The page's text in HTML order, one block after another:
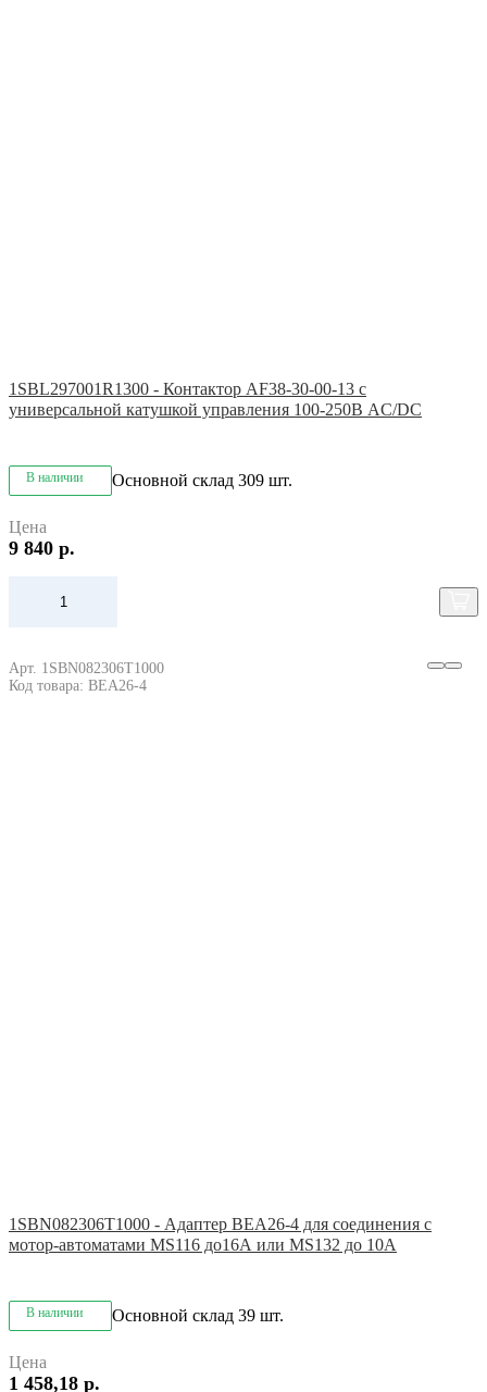
1SBL297001R1300 - Контактор AF38-30-00-13 с
универсальной катушкой управления 100-250В AC/DC
В наличии Основной склад 309 шт.
Цена
9 840 р.
Арт. 1SBN082306T1000
Код товара: BEA26-4
1SBN082306T1000 - Адаптер BEA26-4 для соединения с
мотор-автоматами MS116 до16А или MS132 до 10А
В наличии Основной склад 39 шт.
Цена
1 458,18 р.